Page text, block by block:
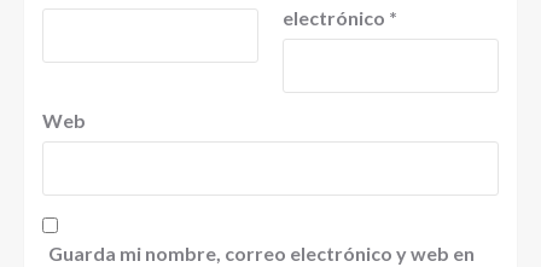
electrónico *
Web
Guarda mi nombre, correo electrónico y web en